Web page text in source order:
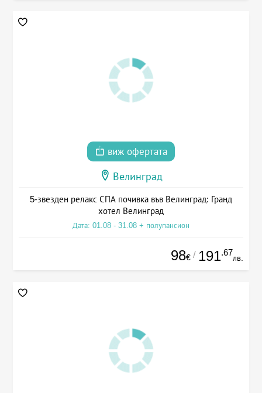
виж офертата
Велинград
5-звезден релакс СПА почивка във Велинград: Гранд
хотел Велинград
Дата: 01.08 - 31.08 + полупансион
98€ / 191.67
лв.